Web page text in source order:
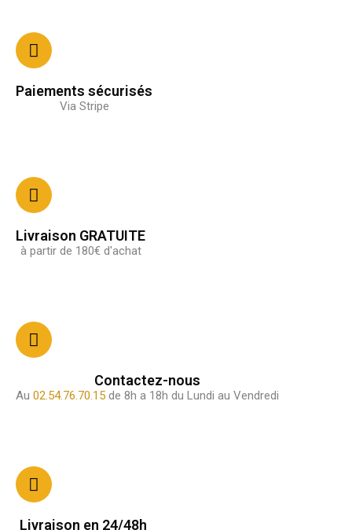
Paiements sécurisés
Via Stripe
Livraison GRATUITE
à partir de 180€ d'achat
Contactez-nous
Au 02.54.76.70.15 de 8h a 18h du Lundi au Vendredi
Livraison en 24/48h